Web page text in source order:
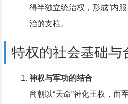
得半独立统治权，形成“内
治的支柱。
特权的社会基础与
神权与军功的结合
商朝以“天命”神化王权，而